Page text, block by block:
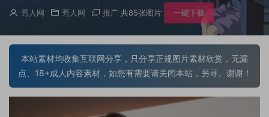
秀人网 秀人网 推广 共85张图片 一键下载
本站素材均收集互联网分享，只分享正规图片素材欣赏，无漏
点、18+成人内容素材，如您有需要请关闭本站，另寻。谢谢！